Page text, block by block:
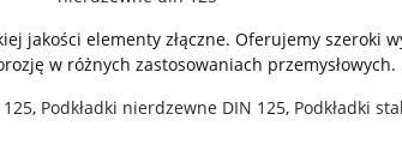
jakości elementy złączne. Oferujemy szeroki
w różnych zastosowaniach przemysłowych.
, Podkładki nierdzewne DIN 125, Podkładki